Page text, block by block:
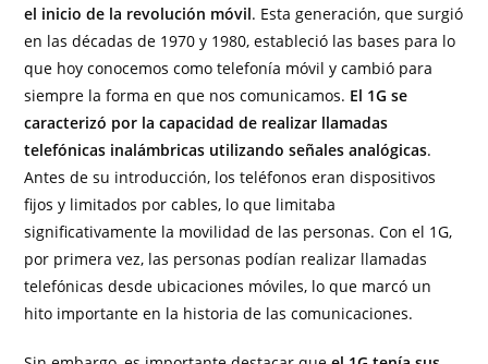
el inicio de la revolución móvil. Esta generación, que surgió
en las décadas de 1970 y 1980, estableció las bases para lo
que hoy conocemos como telefonía móvil y cambió para
siempre la forma en que nos comunicamos. El 1G se
caracterizó por la capacidad de realizar llamadas
telefónicas inalámbricas utilizando señales analógicas.
Antes de su introducción, los teléfonos eran dispositivos
fijos y limitados por cables, lo que limitaba
significativamente la movilidad de las personas. Con el 1G,
por primera vez, las personas podían realizar llamadas
telefónicas desde ubicaciones móviles, lo que marcó un
hito importante en la historia de las comunicaciones.